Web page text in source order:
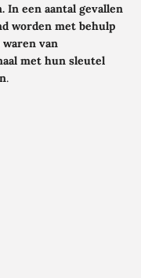
In een aantal gevallen
worden met behulp
van
met hun sleutel
.